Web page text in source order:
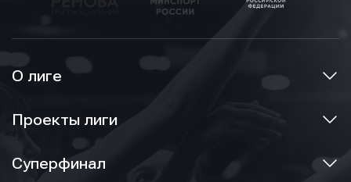
О лиге
Проекты лиги
Суперфинал